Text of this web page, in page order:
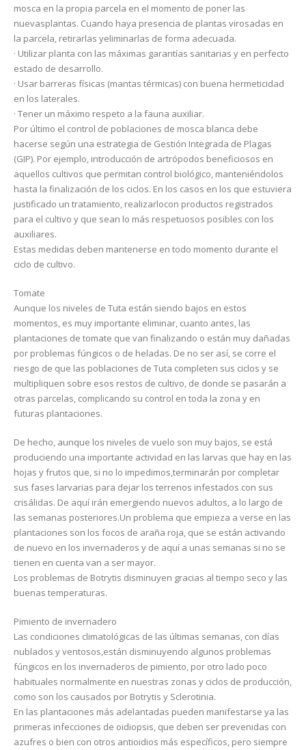
mosca en la propia parcela en el momento de poner las
nuevasplantas. Cuando haya presencia de plantas virosadas en
la parcela, retirarlas yeliminarlas de forma adecuada.
· Utilizar planta con las máximas garantías sanitarias y en perfecto
estado de desarrollo.
· Usar barreras físicas (mantas térmicas) con buena hermeticidad
en los laterales.
· Tener un máximo respeto a la fauna auxiliar.
Por último el control de poblaciones de mosca blanca debe
hacerse según una estrategia de Gestión Integrada de Plagas
(GIP). Por ejemplo, introducción de artrópodos beneficiosos en
aquellos cultivos que permitan control biológico, manteniéndolos
hasta la finalización de los ciclos. En los casos en los que estuviera
justificado un tratamiento, realizarlocon productos registrados
para el cultivo y que sean lo más respetuosos posibles con los
auxiliares.
Estas medidas deben mantenerse en todo momento durante el
ciclo de cultivo.
Tomate
Aunque los niveles de Tuta están siendo bajos en estos
momentos, es muy importante eliminar, cuanto antes, las
plantaciones de tomate que van finalizando o están muy dañadas
por problemas fúngicos o de heladas. De no ser así, se corre el
riesgo de que las poblaciones de Tuta completen sus ciclos y se
multipliquen sobre esos restos de cultivo, de donde se pasarán a
otras parcelas, complicando su control en toda la zona y en
futuras plantaciones.
De hecho, aunque los niveles de vuelo son muy bajos, se está
produciendo una importante actividad en las larvas que hay en las
hojas y frutos que, si no lo impedimos,terminarán por completar
sus fases larvarias para dejar los terrenos infestados con sus
crisálidas. De aquí irán emergiendo nuevos adultos, a lo largo de
las semanas posteriores.Un problema que empieza a verse en las
plantaciones son los focos de araña roja, que se están activando
de nuevo en los invernaderos y de aquí a unas semanas si no se
tienen en cuenta van a ser mayor.
Los problemas de Botrytis disminuyen gracias al tiempo seco y las
buenas temperaturas.
Pimiento de invernadero
Las condiciones climatológicas de las últimas semanas, con días
nublados y ventosos,están disminuyendo algunos problemas
fúngicos en los invernaderos de pimiento, por otro lado poco
habituales normalmente en nuestras zonas y ciclos de producción,
como son los causados por Botrytis y Sclerotinia.
En las plantaciones más adelantadas pueden manifestarse ya las
primeras infecciones de oidiopsis, que deben ser prevenidas con
azufres o bien con otros antioidios más específicos, pero siempre